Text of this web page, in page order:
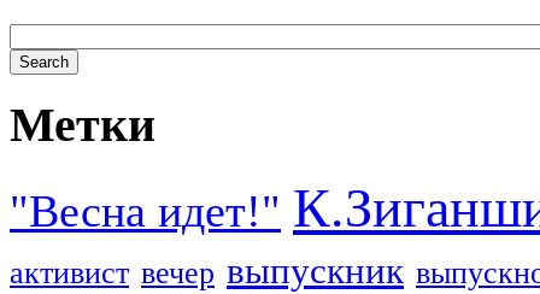
Метки
"Весна идет!"
активист вечер выпускник